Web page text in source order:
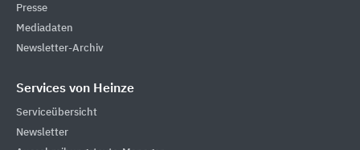
Presse
Mediadaten
Newsletter-Archiv
Services von Heinze
Serviceübersicht
Newsletter